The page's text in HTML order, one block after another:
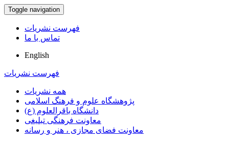
Toggle navigation
فهرست نشریات
تماس با ما
English
فهرست نشریات
همه نشریات
پژوهشگاه علوم و فرهنگ اسلامی
دانشگاه باقرالعلوم (ع)
معاونت فرهنگی تبلیغی
معاونت فضای مجازی ، هنر و رسانه